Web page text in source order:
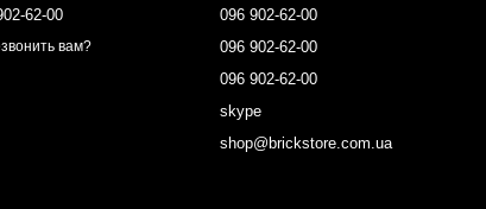
62-00
вам?
096 902-62-00
096 902-62-00
096 902-62-00
skype
shop@brickstore.com.ua